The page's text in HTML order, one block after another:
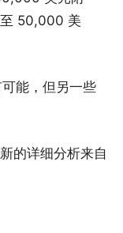
50,000 美
能，但另一些
的详细分析来自